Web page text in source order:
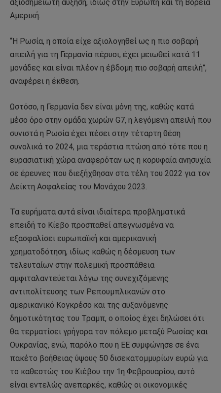
αξιοσημείωτη αύξηση, ιδίως στην Ευρώπη και τη Βόρεια
Αμερική.
“Η Ρωσία, η οποία είχε αξιολογηθεί ως η πιο σοβαρή
απειλή για τη Γερμανία πέρυσι, έχει μειωθεί κατά 11
μονάδες και είναι πλέον η έβδομη πιο σοβαρή απειλή”,
αναφέρει η έκθεση.
Ωστόσο, η Γερμανία δεν είναι μόνη της, καθώς κατά
μέσο όρο στην ομάδα χωρών G7, η λεγόμενη απειλή που
συνιστά η Ρωσία έχει πέσει στην τέταρτη θέση
συνολικά το 2024, μια τεράστια πτώση από τότε που η
ευρασιατική χώρα αναφερόταν ως η κορυφαία ανησυχία
σε έρευνες που διεξήχθησαν στα τέλη του 2022 για τον
Δείκτη Ασφαλείας του Μονάχου 2023.
Τα ευρήματα αυτά είναι ιδιαίτερα προβληματικά
επειδή το Κίεβο προσπαθεί απεγνωσμένα να
εξασφαλίσει ευρωπαϊκή και αμερικανική
χρηματοδότηση, ιδίως καθώς η δέσμευση των
τελευταίων στην πολεμική προσπάθεια
αμφιταλαντεύεται λόγω της συνεχιζόμενης
αντιπολίτευσης των Ρεπουμπλικανών στο
αμερικανικό Κογκρέσο και της αυξανόμενης
δημοτικότητας του Τραμπ, ο οποίος έχει δηλώσει ότι
θα τερματίσει γρήγορα τον πόλεμο μεταξύ Ρωσίας και
Ουκρανίας, ενώ, παρόλο που η ΕΕ συμφώνησε σε ένα
πακέτο βοήθειας ύψους 50 δισεκατομμυρίων ευρώ για
το καθεστώς του Κιέβου την 1η Φεβρουαρίου, αυτό
είναι εντελώς ανεπαρκές, καθώς οι οικονομικές